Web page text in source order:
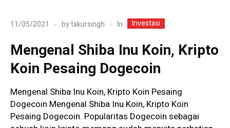
11/05/2021 bytakursingh In Investasi
Mengenal Shiba Inu Koin, Kripto
Koin Pesaing Dogecoin
Mengenal Shiba Inu Koin, Kripto Koin Pesaing
Dogecoin Mengenal Shiba Inu Koin, Kripto Koin
Pesaing Dogecoin. Popularitas Dogecoin sebagai